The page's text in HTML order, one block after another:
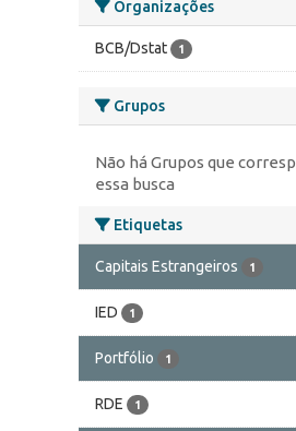
Organizações
BCB/Dstat 1
Grupos
Não há Grupos que
essa busca
Etiquetas
Capitais Estrangeiros 1
IED 1
Portfólio 1
RDE 1